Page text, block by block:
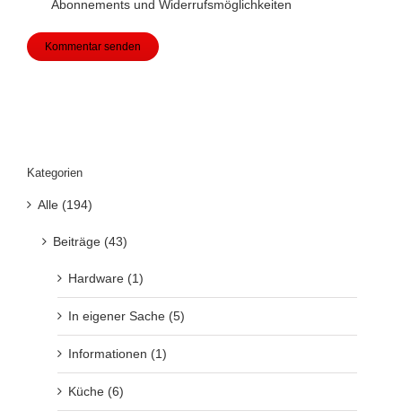
Abonnements und Widerrufsmöglichkeiten
Kategorien
Alle (194)
Beiträge (43)
Hardware (1)
In eigener Sache (5)
Informationen (1)
Küche (6)